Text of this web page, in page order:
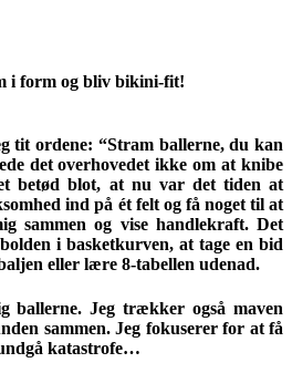
i form og bliv bikini-fit!
tit ordene: “Stram ballerne, du kan
det overhovedet ikke om at knibe
betød blot, at nu var det tiden at
ind på ét felt og få noget til at
sammen og vise handlekraft. Det
i basketkurven, at tage en bid
eller lære 8-tabellen udenad.
ballerne. Jeg trækker også maven
sammen. Jeg fokuserer for at få
katastrofe…